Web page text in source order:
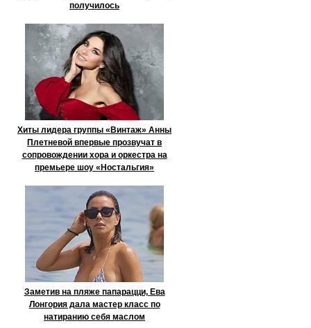
получилось
Хиты лидера группы «Винтаж» Анны
Плетневой впервые прозвучат в
сопровождении хора и оркестра на
премьере шоу «Ностальгия»
Заметив на пляже папарацци, Ева
Лонгория дала мастер класс по
натиранию себя маслом